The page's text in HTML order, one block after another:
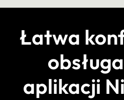
Łatwa
aplikacji